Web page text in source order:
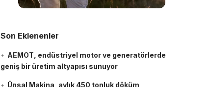
Son Eklenenler
AEMOT, endüstriyel motor ve generatörlerde
geniş bir üretim altyapısı sunuyor
Ünsal Makina, aylık 450 tonluk döküm